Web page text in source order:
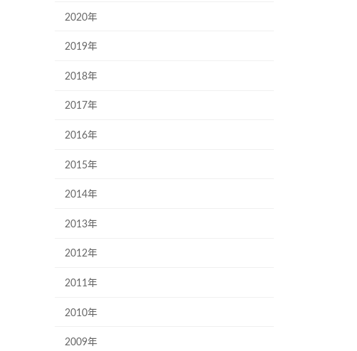
2020年
2019年
2018年
2017年
2016年
2015年
2014年
2013年
2012年
2011年
2010年
2009年